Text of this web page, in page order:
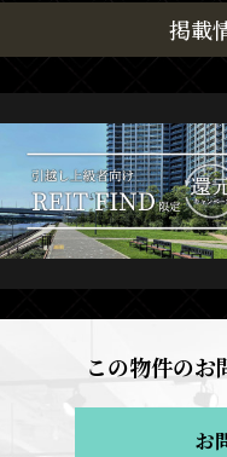
掲載
この物件のお
お